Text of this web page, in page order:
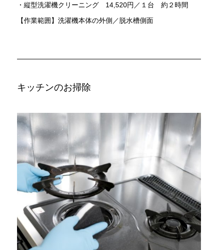
・縦型洗濯機クリーニング 14,520円／１台 約２時間
【作業範囲】洗濯機本体の外側／脱水槽側面
キッチンのお掃除